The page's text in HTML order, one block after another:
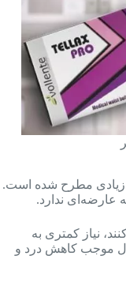
زیادی مطرح شده است.
عارضه‌ای ندارد.
نیاز کمتری به
موجب کاهش درد و